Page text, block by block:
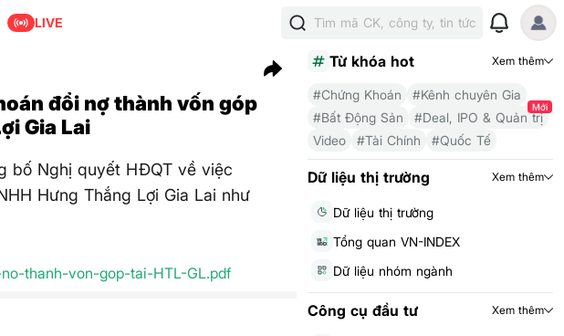
LIVE Tìm mã CK, công ty, tin tức
đổi nợ thành vốn góp
Gia Lai
bố Nghị quyết HĐQT về việc
Hưng Thắng Lợi Gia Lai như
thanh-von-gop-tai-HTL-GL.pdf
Từ khóa hot Xem thêm
#Chứng Khoán
#Kênh chuyên Gia
#Bất Động Sản
#Deal, IPO & Quản trị
Mới
Video #Tài Chính #Quốc Tế
Dữ liệu thị trường Xem thêm
Dữ liệu thị trường
Tổng quan VN-INDEX
Dữ liệu nhóm ngành
Công cụ đầu tư Xem thêm